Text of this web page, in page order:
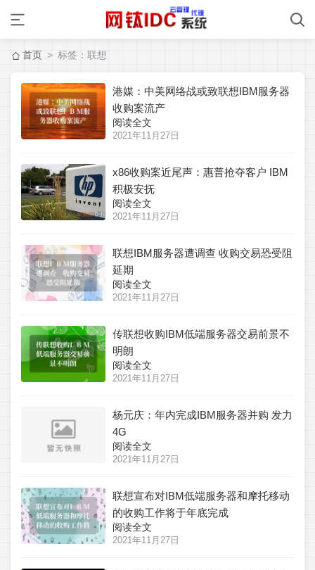
首页 > 标签：联想
港媒：中美网络战或致联想IBM服务器
收购案流产
阅读全文
2021年11月27日
x86收购案近尾声：惠普抢夺客户 IBM
积极安抚
阅读全文
2021年11月27日
联想IBM服务器遭调查 收购交易恐受阻
延期
阅读全文
2021年11月27日
传联想收购IBM低端服务器交易前景不
明朗
阅读全文
2021年11月27日
杨元庆：年内完成IBM服务器并购 发力
4G
阅读全文
2021年11月27日
联想宣布对IBM低端服务器和摩托移动
的收购工作将于年底完成
阅读全文
2021年11月27日